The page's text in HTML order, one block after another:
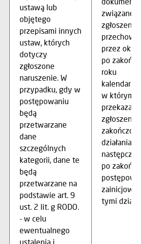
ustawą lub
objętego
przepisami innych
ustaw, których
dotyczy
zgłoszone
naruszenie. W
przypadku, gdy w
postępowaniu
będą
przetwarzane
dane
szczególnych
kategorii, dane te
będą
przetwarzane na
podstawie art. 9
ust. 2 lit. g RODO.
- w celu
ewentualnego
ustalenia i
związane
przez
po
roku
w którym
przekazano
zgłoszenie
działania
następcze,
po
tymi